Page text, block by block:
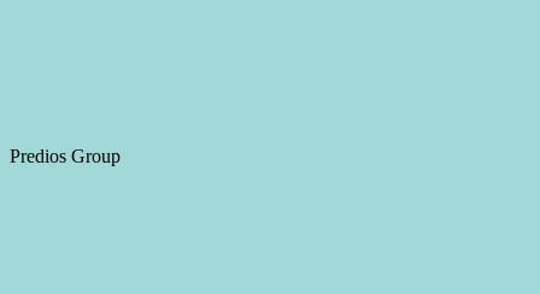
Predios Group